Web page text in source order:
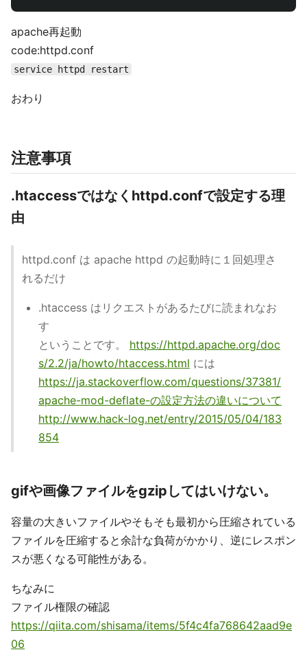
apache再起動
code:httpd.conf
service httpd restart
おわり
注意事項
.htaccessではなくhttpd.confで設定する理
由
httpd.conf は apache httpd の起動時に１回処理さ
れるだけ
.htaccess はリクエストがあるたびに読まれなお
す
ということです。 https://httpd.apache.org/doc
s/2.2/ja/howto/htaccess.html には
https://ja.stackoverflow.com/questions/37381/
apache-mod-deflate-の設定方法の違いについて
http://www.hack-log.net/entry/2015/05/04/183
854
gifや画像ファイルをgzipしてはいけない。
容量の大きいファイルやそもそも最初から圧縮されている
ファイルを圧縮すると余計な負荷がかかり、逆にレスポン
スが悪くなる可能性がある。
ちなみに
ファイル権限の確認
https://qiita.com/shisama/items/5f4c4fa768642aad9e
06